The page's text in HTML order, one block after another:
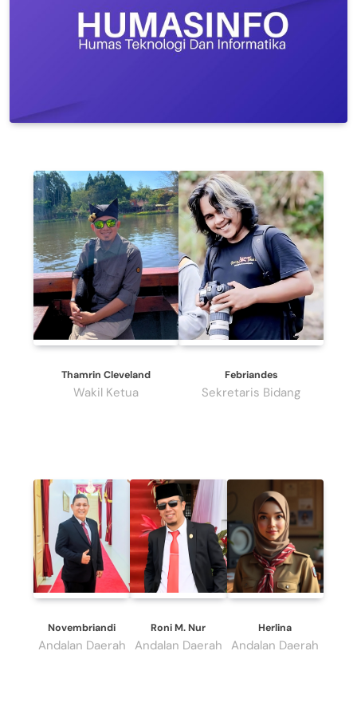
Thamrin Cleveland
Wakil Ketua
Febriandes
Sekretaris Bidang
Novembriandi
Andalan Daerah
Roni M. Nur
Andalan Daerah
Herlina
Andalan Daerah